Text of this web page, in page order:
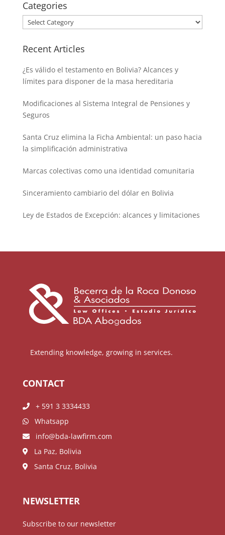
Categories
Categories
Recent Articles
¿Es válido el testamento en Bolivia? Alcances y
límites para disponer de la masa hereditaria
Modificaciones al Sistema Integral de Pensiones y
Seguros
Santa Cruz elimina la Ficha Ambiental: un paso hacia
la simplificación administrativa
Marcas colectivas como una identidad comunitaria
Sinceramiento cambiario del dólar en Bolivia
Ley de Estados de Excepción: alcances y limitaciones
Extending knowledge, growing in services.
CONTACT
+ 591 3 3334433
Whatsapp
info@bda-lawfirm.com
La Paz, Bolivia
Santa Cruz, Bolivia
NEWSLETTER
Subscribe to our newsletter